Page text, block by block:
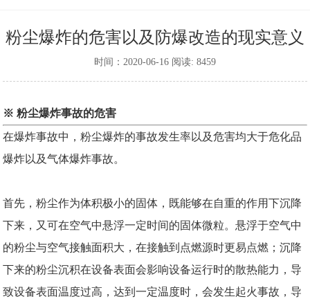
粉尘爆炸的危害以及防爆改造的现实意义
时间：2020-06-16 阅读: 8459
※ 粉尘爆炸事故的危害
在爆炸事故中，粉尘爆炸的事故发生率以及危害均大于危化品
爆炸以及气体爆炸事故。
首先，粉尘作为体积极小的固体，既能够在自重的作用下沉降
下来，又可在空气中悬浮一定时间的固体微粒。悬浮于空气中
的粉尘与空气接触面积大，在接触到点燃源时更易点燃；沉降
下来的粉尘沉积在设备表面会影响设备运行时的散热能力，导
致设备表面温度过高，达到一定温度时，会发生起火事故，导